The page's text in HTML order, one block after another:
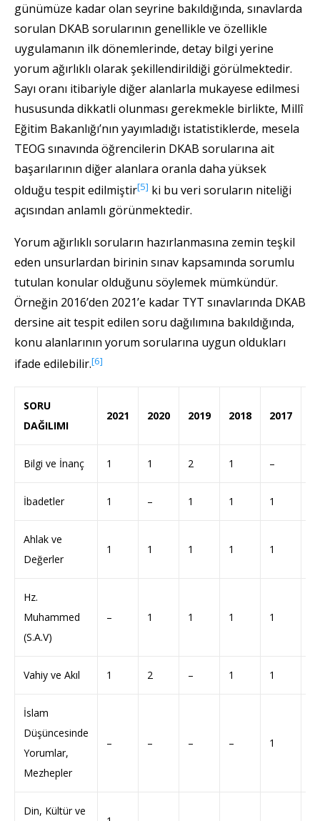
günümüze kadar olan seyrine bakıldığında, sınavlarda
sorulan DKAB sorularının genellikle ve özellikle
uygulamanın ilk dönemlerinde, detay bilgi yerine
yorum ağırlıklı olarak şekillendirildiği görülmektedir.
Sayı oranı itibariyle diğer alanlarla mukayese edilmesi
hususunda dikkatli olunması gerekmekle birlikte, Millî
Eğitim Bakanlığı’nın yayımladığı istatistiklerde, mesela
TEOG sınavında öğrencilerin DKAB sorularına ait
başarılarının diğer alanlara oranla daha yüksek
olduğu tespit edilmiştir[5] ki bu veri soruların niteliği
açısından anlamlı görünmektedir.
Yorum ağırlıklı soruların hazırlanmasına zemin teşkil
eden unsurlardan birinin sınav kapsamında sorumlu
tutulan konular olduğunu söylemek mümkündür.
Örneğin 2016’den 2021’e kadar TYT sınavlarında DKAB
dersine ait tespit edilen soru dağılımına bakıldığında,
konu alanlarının yorum sorularına uygun oldukları
ifade edilebilir.[6]
SORU
DAĞILIMI
2021 2020 2019 2018 2017
Bilgi ve İnanç 1 1 2 1 –
İbadetler 1 – 1 1 1
Ahlak ve
Değerler
1 1 1 1 1
Hz.
Muhammed
(S.A.V)
– 1 1 1 1
Vahiy ve Akıl 1 2 – 1 1
İslam
Düşüncesinde
Yorumlar,
Mezhepler
– – – – 1
Din, Kültür ve